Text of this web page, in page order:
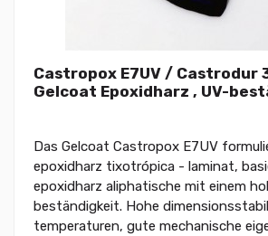
Castropox E7UV / Castrodur
Gelcoat Epoxidharz , UV-
Das Gelcoat Castropox E7UV
epoxidharz tixotrópica - laminat,
epoxidharz aliphatische mit einem
beständigkeit. Hohe
temperaturen, gute mechanische